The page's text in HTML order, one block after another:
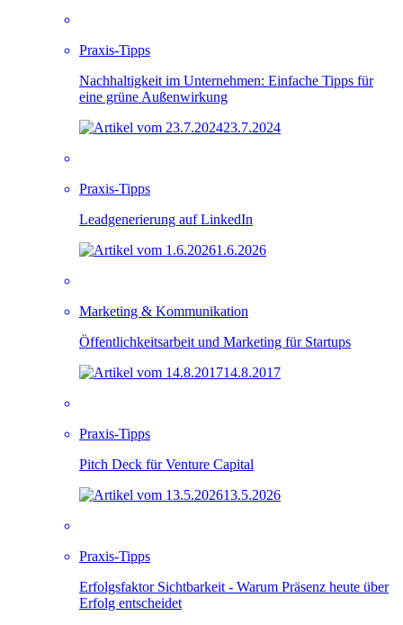
Praxis-Tipps
Nachhaltigkeit im Unternehmen: Einfache Tipps für
eine grüne Außenwirkung
23.7.2024
Praxis-Tipps
Leadgenerierung auf LinkedIn
1.6.2026
Marketing & Kommunikation
Öffentlichkeitsarbeit und Marketing für Startups
14.8.2017
Praxis-Tipps
Pitch Deck für Venture Capital
13.5.2026
Praxis-Tipps
Erfolgsfaktor Sichtbarkeit - Warum Präsenz heute über
Erfolg entscheidet